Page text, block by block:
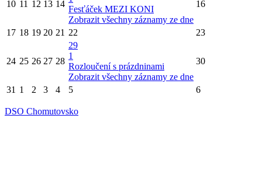
10 11 12 13 14
Fesťáček MEZI KONI
Zobrazit všechny záznamy ze dne
16
17 18 19 20 21 22 23
24 25 26 27 28
29
1
Rozloučení s prázdninami
Zobrazit všechny záznamy ze dne
30
31 1 2 3 4 5 6
DSO Chomutovsko